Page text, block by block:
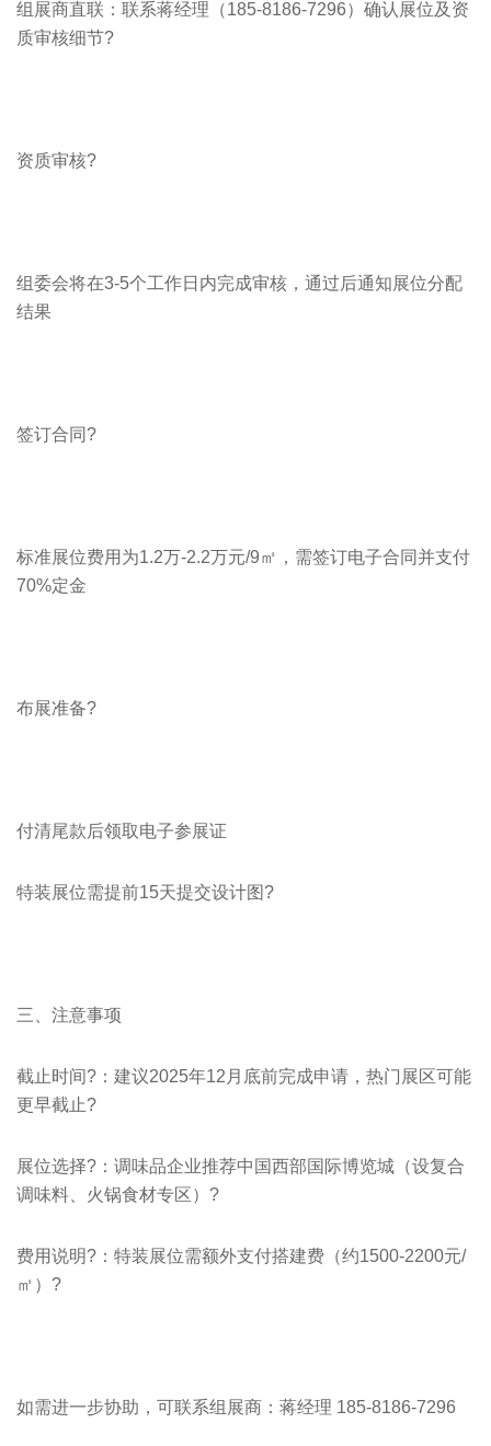
组展商直联：联系蒋经理（185-8186-7296）确认展位及资
质审核细节?
资质审核?
组委会将在3-5个工作日内完成审核，通过后通知展位分配
结果
签订合同?
标准展位费用为1.2万-2.2万元/9㎡，需签订电子合同并支付
70%定金
布展准备?
付清尾款后领取电子参展证
特装展位需提前15天提交设计图?
三、注意事项
截止时间?：建议2025年12月底前完成申请，热门展区可能
更早截止?
展位选择?：调味品企业推荐中国西部国际博览城（设复合
调味料、火锅食材专区）?
费用说明?：特装展位需额外支付搭建费（约1500-2200元/
㎡）?
如需进一步协助，可联系组展商：蒋经理 185-8186-7296